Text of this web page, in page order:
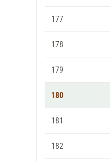
177
178
179
180
181
182